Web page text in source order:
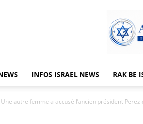
INFOS ISRAEL NEWS RAK BE
Une autre femme a accusé l’ancien président